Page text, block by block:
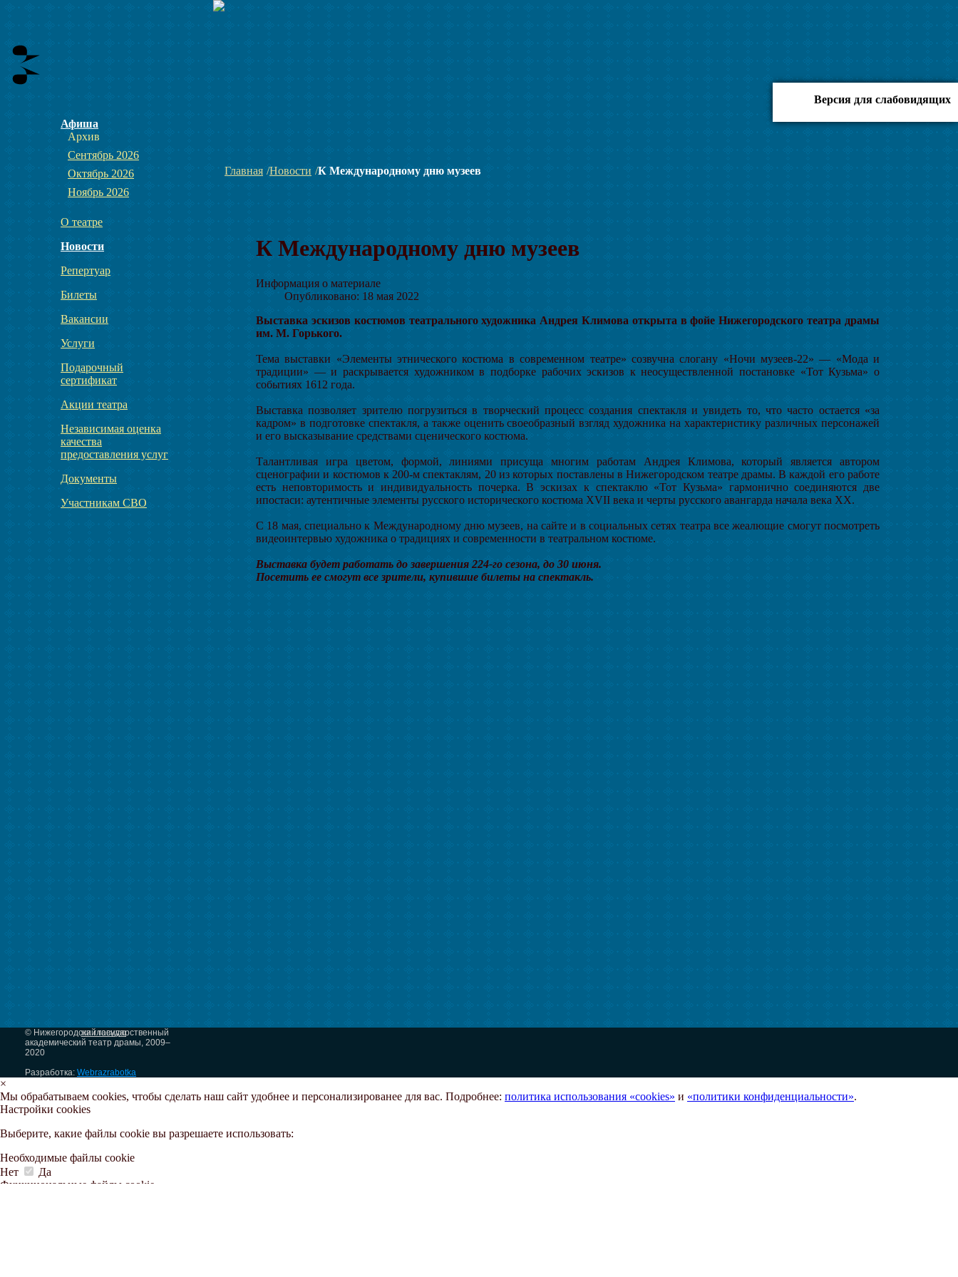
Афиша
Архив
Сентябрь 2026
Октябрь 2026
Ноябрь 2026
О театре
Новости
Репертуар
Билеты
Вакансии
Услуги
Подарочный
сертификат
Акции театра
Независимая оценка
качества
предоставления услуг
Документы
Участникам СВО
на главную
Главная Новости К Международному дню музеев
К Международному дню музеев
Информация о материале
Опубликовано: 18 мая 2022
Выставка эскизов костюмов театрального художника Андрея Климова открыта в фойе Нижегородского театра драмы
им. М. Горького.
Тема выставки «Элементы этнического костюма в современном театре» созвучна слогану «Ночи музеев-22» — «Мода и
традиции» — и раскрывается художником в подборке рабочих эскизов к неосуществленной постановке «Тот Кузьма» о
событиях 1612 года.
Выставка позволяет зрителю погрузиться в творческий процесс создания спектакля и увидеть то, что часто остается «за
кадром» в подготовке спектакля, а также оценить своеобразный взгляд художника на характеристику различных персонажей
и его высказывание средствами сценического костюма.
Талантливая игра цветом, формой, линиями присуща многим работам Андрея Климова, который является автором
сценографии и костюмов к 200-м спектаклям, 20 из которых поставлены в Нижегородском театре драмы. В каждой его работе
есть неповторимость и индивидуальность почерка. В эскизах к спектаклю «Тот Кузьма» гармонично соединяются две
ипостаси: аутентичные элементы русского исторического костюма XVII века и черты русского авангарда начала века ХХ.
С 18 мая, специально к Международному дню музеев, на сайте и в социальных сетях театра все жеалющие смогут посмотреть
видеоинтервью художника о традициях и современности в театральном костюме.
Выставка будет работать до завершения 224-го сезона, до 30 июня.
Посетить ее смогут все зрители, купившие билеты на спектакль.
© Нижегородский государственный
академический театр драмы, 2009–
2020
Разработка: Webrazrabotka
Версия для слабовидящих
×
Мы обрабатываем cookies, чтобы сделать наш сайт удобнее и персонализированее для вас. Подробнее: политика использования «cookies» и «политики конфиденциальности».
Настройки cookies
Выберите, какие файлы cookie вы разрешаете использовать:
Необходимые файлы cookie
Нет
Да
Функциональные файлы cookie